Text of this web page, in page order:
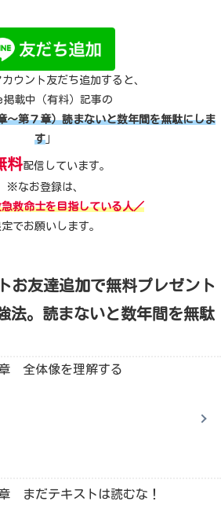
ウント友だち追加すると、
載中（有料）記事の
～第７章）読まないと数年間を無駄にしま
す 」
料配信しています。
※なお登録は、
救命士を目指している人／
定でお願いします。
お友達追加で無料プレゼント
法。読まないと数年間を無駄
全体像を理解する
まだテキストは読むな！